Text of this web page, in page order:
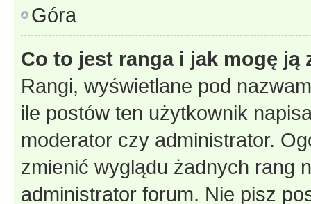
Góra
Co to jest ranga i jak mogę ją
Rangi, wyświetlane pod
ile postów ten użytkownik
moderator czy administrator.
zmienić wyglądu żadnych rang
administrator forum. Nie pisz